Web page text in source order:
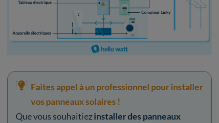
Faites appel à un professionnel pour installer
vos panneaux solaires !
Que vous souhaitiezinstaller des panneaux